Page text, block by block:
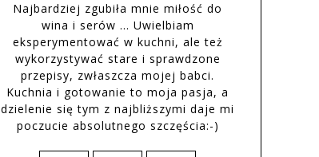
Najbardziej zgubiła mnie miłość do
wina i serów … Uwielbiam
eksperymentować w kuchni, ale też
wykorzystywać stare i sprawdzone
przepisy, zwłaszcza mojej babci.
Kuchnia i gotowanie to moja pasja, a
dzielenie się tym z najbliższymi daje mi
poczucie absolutnego szczęścia:-)